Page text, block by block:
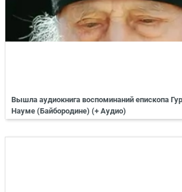
Вышла аудиокнига воспоминаний епископа
Науме (Байбородине) (+ Аудио)